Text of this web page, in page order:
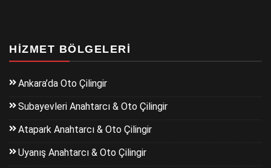
HIZMET BÖLGELERI
Ankara’da Oto Çilingir
Subayevleri Anahtarcı & Oto Çilingir
Atapark Anahtarcı & Oto Çilingir
Uyanış Anahtarcı & Oto Çilingir